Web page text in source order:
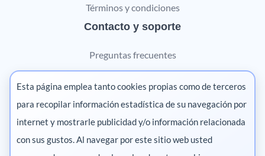
Términos y condiciones
Contacto y soporte
Preguntas frecuentes
Contáctanos
Marketing digital
Pharma
Esta página emplea tanto cookies propias como de terceros
para recopilar información estadística de su navegación por
internet y mostrarle publicidad y/o información relacionada
con sus gustos. Al navegar por este sitio web usted